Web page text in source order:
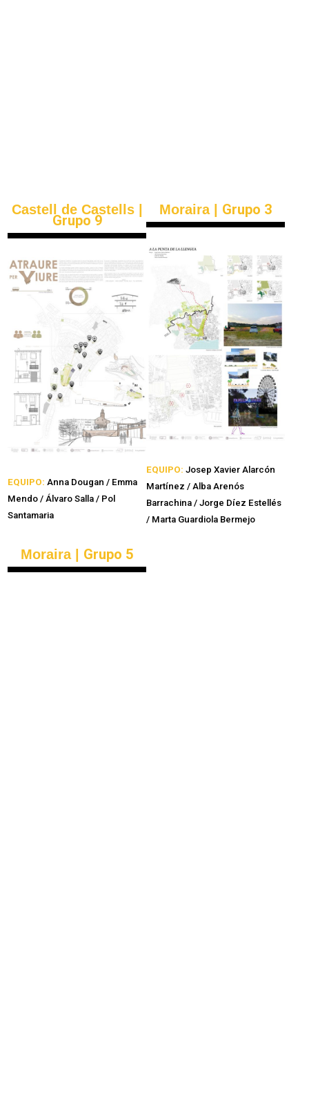
Castell de Castells |
Grupo 9
EQUIPO: Anna Dougan / Emma
Mendo / Álvaro Salla / Pol
Santamaria
Moraira | Grupo 3
EQUIPO: Josep Xavier Alarcón
Martínez / Alba Arenós
Barrachina / Jorge Díez Estellés
/ Marta Guardiola Bermejo
Moraira | Grupo 5